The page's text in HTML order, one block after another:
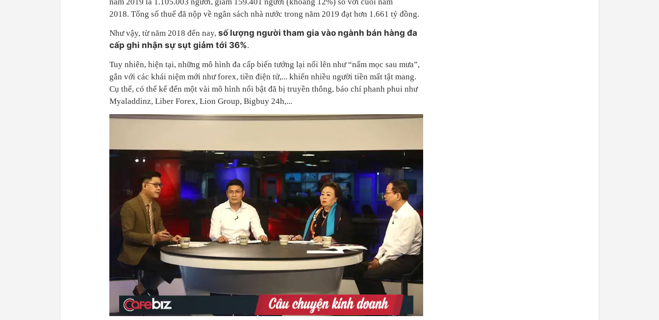
2018. Tổng số thuế đã nộp về ngân sách nhà nước trong năm 2019 đạt hơn 1.661 tỷ đồng.
Như vậy, từ năm 2018 đến nay, số lượng người tham gia vào ngành bán hàng đa
cấp ghi nhận sự sụt giảm tới 36%.
Tuy nhiên, hiện tại, những mô hình đa cấp biến tướng lại nổi lên như “nấm mọc sau mưa”,
gắn với các khái niệm mới như forex, tiền điện tử,... khiến nhiều người tiền mất tật mang.
Cụ thể, có thể kể đến một vài mô hình nổi bật đã bị truyền thông, báo chí phanh phui như
Myaladdinz, Liber Forex, Lion Group, Bigbuy 24h,...